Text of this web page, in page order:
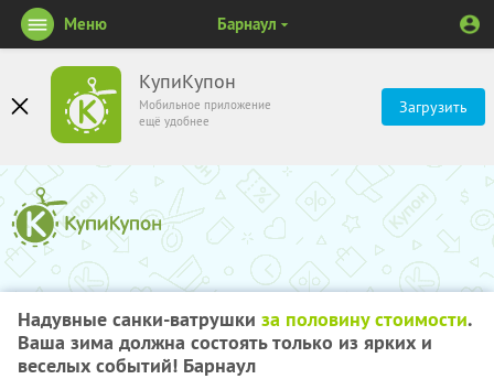
КупиКупон
Мобильное приложение
ещё удобнее
Загрузить
Меню Барнаул
Надувные санки-ватрушки за половину стоимости.
Ваша зима должна состоять только из ярких и
веселых событий! Барнаул